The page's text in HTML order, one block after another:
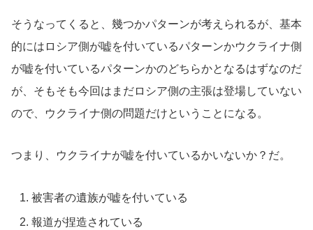
そうなってくると、幾つかパターンが考えられるが、基本
的にはロシア側が嘘を付いているパターンかウクライナ側
が嘘を付いているパターンかのどちらかとなるはずなのだ
が、そもそも今回はまだロシア側の主張は登場していない
ので、ウクライナ側の問題だけということになる。
つまり、ウクライナが嘘を付いているかいないか？だ。
被害者の遺族が嘘を付いている
報道が捏造されている